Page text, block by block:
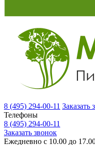
8 (495) 294-00-11 Заказать
Телефоны
8 (495) 294-00-11
Заказать звонок
Ежедневно с 10.00 до